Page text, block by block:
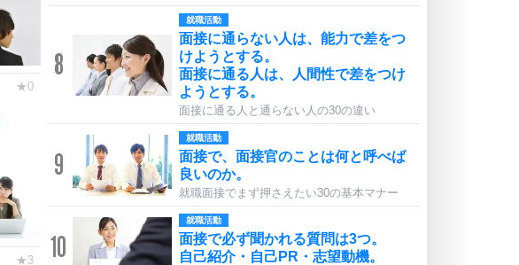
8
就職活動
面接に通らない人は、能力で差をつ
けようとする。
面接に通る人は、人間性で差をつけ
ようとする。
面接に通る人と通らない人の30の違い
9
就職活動
面接で、面接官のことは何と呼べば
良いのか。
就職面接でまず押さえたい30の基本マナー
10
就職活動
面接で必ず聞かれる質問は3つ。
自己紹介・自己PR・志望動機。